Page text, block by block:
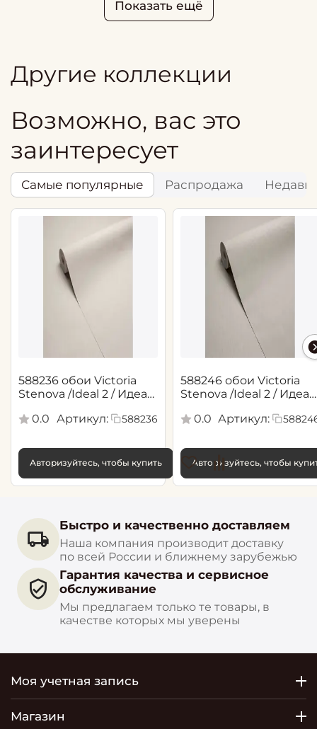
Показать ещё
Другие коллекции
Возможно, вас это
заинтересует
Самые популярные Распродажа
588236 обои Victoria
Stenova /Ideal 2 / Идеал
0.0
Артикул: 588236
Авторизуйтесь, чтобы купить
588246 обои Victoria
Stenova /Ideal 2 / Идеал
0.0 Артикул:
Авторизуйтесь, чтобы
Быстро и качественно доставляем
Наша компания производит доставку
по всей России и ближнему зарубежью
Гарантия качества и сервисное
обслуживание
Мы предлагаем только те товары, в
качестве которых мы уверены
Моя учетная запись
Магазин